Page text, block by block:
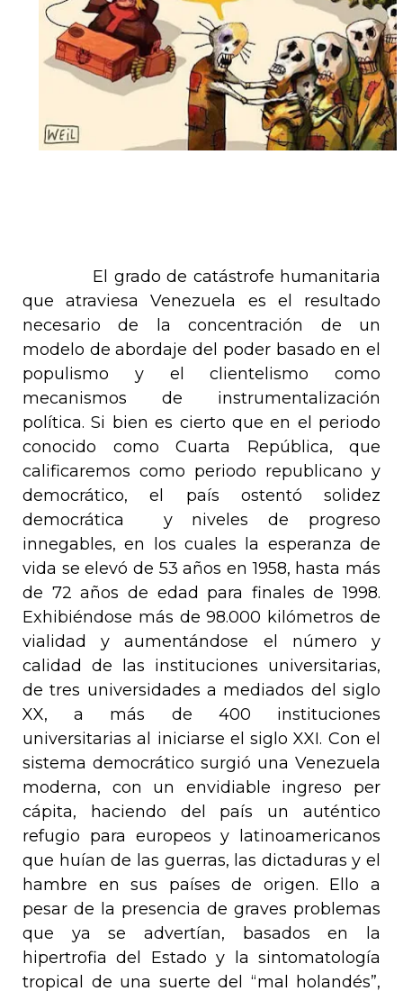
El grado de catástrofe humanitaria
que atraviesa Venezuela es el resultado
necesario de la concentración de un
modelo de abordaje del poder basado en el
populismo y el clientelismo como
mecanismos de instrumentalización
política. Si bien es cierto que en el periodo
conocido como Cuarta República, que
calificaremos como periodo republicano y
democrático, el país ostentó solidez
democrática
y niveles de progreso
innegables, en los cuales la esperanza de
vida se elevó de 53 años en 1958, hasta más
de 72 años de edad para finales de 1998.
Exhibiéndose más de 98.000 kilómetros de
vialidad y aumentándose el número y
calidad de las instituciones universitarias,
de tres universidades a mediados del siglo
XX, a más de 400 instituciones
universitarias al iniciarse el siglo XXI. Con el
sistema democrático surgió una Venezuela
moderna, con un envidiable ingreso per
cápita, haciendo del país un auténtico
refugio para europeos y latinoamericanos
que huían de las guerras, las dictaduras y el
hambre en sus países de origen. Ello a
pesar de la presencia de graves problemas
que ya se advertían, basados en la
hipertrofia del Estado y la sintomatología
tropical de una suerte del “mal holandés”,